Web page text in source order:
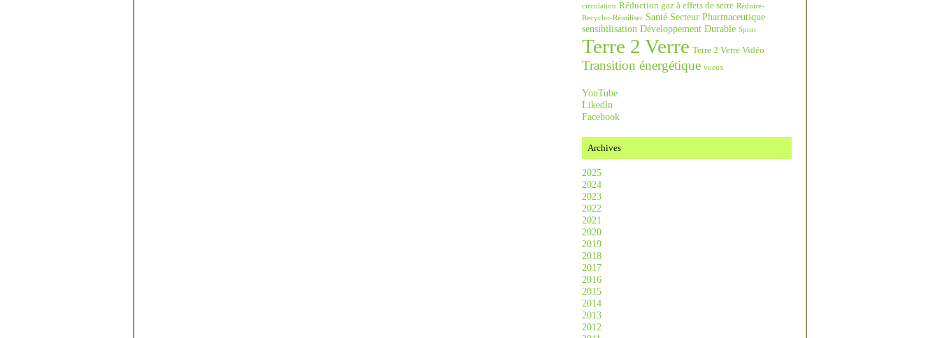
circulation Réduction gaz à effets de serre Réduire-
Recycler-Réutiliser Santé Secteur Pharmaceutique
sensibilisation Développement Durable Sport
Terre 2 Verre Terre 2 Verre Vidéo
Transition énergétique voeux
YouTube
Likedln
Facebook
Archives
2025
2024
2023
2022
2021
2020
2019
2018
2017
2016
2015
2014
2013
2012